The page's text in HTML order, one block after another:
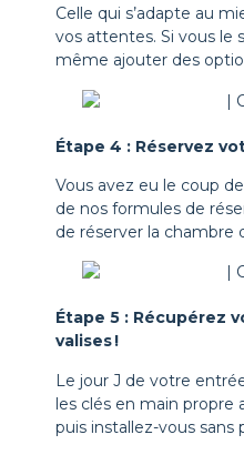
Celle qui s’adapte au
vos attentes. Si vous le
même ajouter des
Étape 4 : Réservez
Vous avez eu le coup
de nos formules de
de réserver la chambre
Étape 5 : Récupérez
valises !
Le jour J de votre
les clés en main
puis installez-vous sans